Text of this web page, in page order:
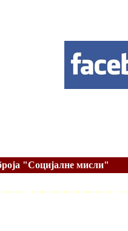
"Социјалне мисли"
. .